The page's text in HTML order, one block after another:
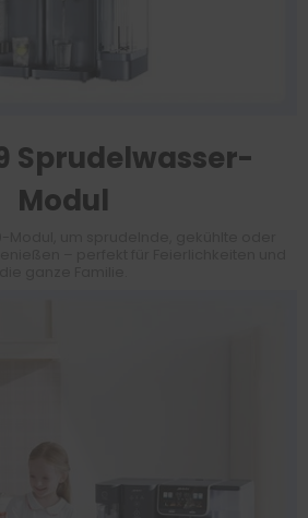
Sprudelwasser-
Modul